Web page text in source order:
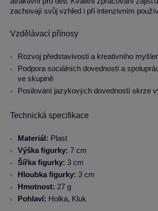
zachovají svůj vzhled i při intenzivním
Vzdělávací přínosy
Rozvoj představivosti a kreativního
Podpora sociálních dovedností a
ve skupině
Posilování jazykových dovedností skrze
Technická specifikace
Materiál: Plast
Výška figurky: 7 cm
Šířka figurky: 3 cm
Hloubka figurky: 3 cm
Hmotnost: 27 g
Pohlaví: Holka, Kluk